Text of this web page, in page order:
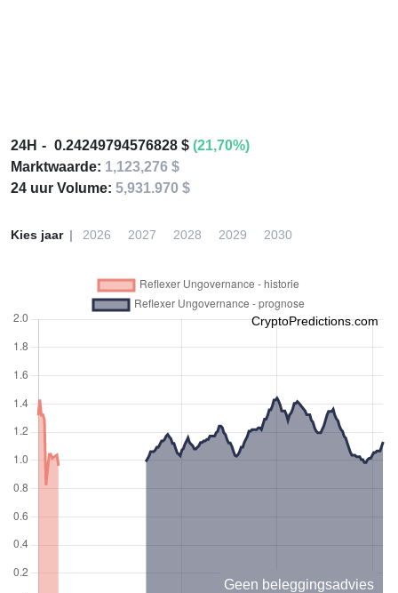
24H 0.24249794576828 $ (21,70%)
Marktwaarde: 1,123,276 $
24 uur Volume: 5,931.970 $
Kies jaar 2026 2027 2028 2029 2030
CryptoPredictions.com
Geen beleggingsadvies